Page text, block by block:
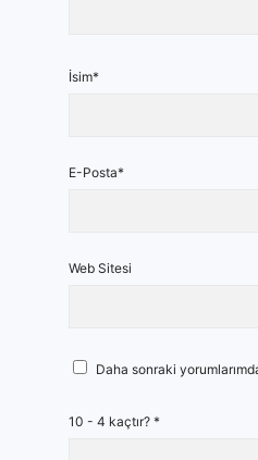
İsim*
E-Posta*
Web Sitesi
Daha sonraki
10 - 4 kaçtır? *